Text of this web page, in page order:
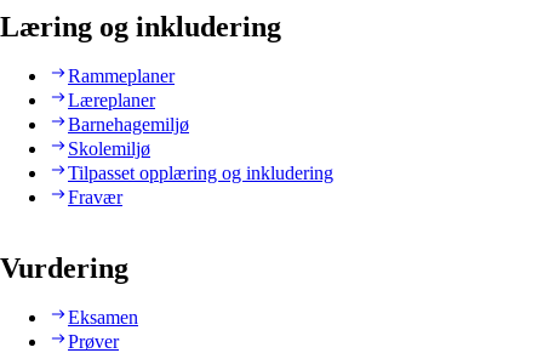
Læring og inkludering
Rammeplaner
Læreplaner
Barnehagemiljø
Skolemiljø
Tilpasset opplæring og inkludering
Fravær
Vurdering
Eksamen
Prøver